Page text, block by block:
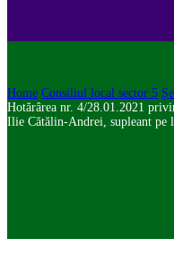
Home Consiliul local sector 5
Hotărârea nr. 4/28.01.2021
Ilie Cătălin-Andrei, supleant pe